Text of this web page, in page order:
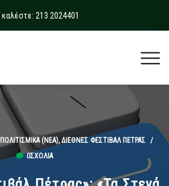
καλέστε: 213 2024401
ΠΟΛΙΤΙΣΜΙΚΆ (ΝΕΑ),ΔΙΕΘΝΈΣ ΦΕΣΤΙΒΆΛ ΠΈΤΡΑΣ/
0ΣΧΌΛΙΑ